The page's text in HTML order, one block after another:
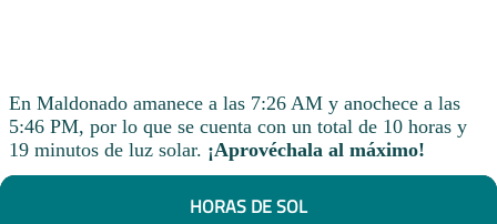
En Maldonado amanece a las 7:26 AM y anochece a las
5:46 PM, por lo que se cuenta con un total de 10 horas y
19 minutos de luz solar. ¡Aprovéchala al máximo!
HORAS DE SOL